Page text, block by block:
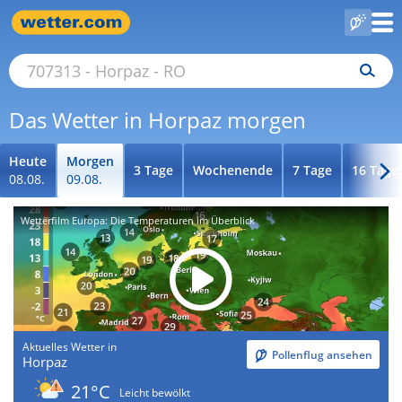
Das Wetter in Horpaz morgen
Heute
08.08.
Morgen
09.08.
3 Tage Wochenende 7 Tage 16 Tage
Wetterfilm Europa: Die Temperaturen im Überblick
Aktuelles Wetter in
Horpaz Pollenflug ansehen
21°C
Leicht bewölkt